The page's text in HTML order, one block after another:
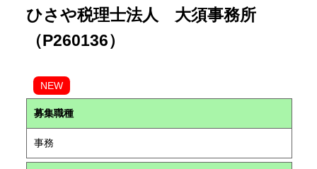
ひさや税理士法人 大須事務所
（P260136）
NEW
募集職種
事務